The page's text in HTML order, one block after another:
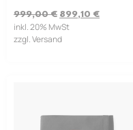
999,00€ 899,10 €
inkl. 20% MwSt
zzgl. Versand